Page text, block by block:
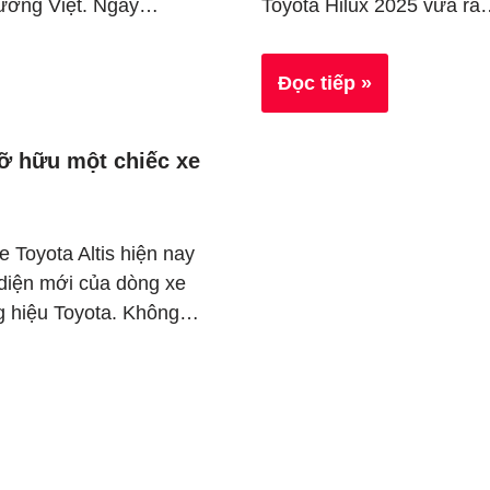
Việt. Ngay… Toyota Hilux 2025 vừa
Đọc tiếp »
hữu một chiếc xe
Toyota Altis hiện nay
mới của dòng xe
hiệu Toyota. Không…